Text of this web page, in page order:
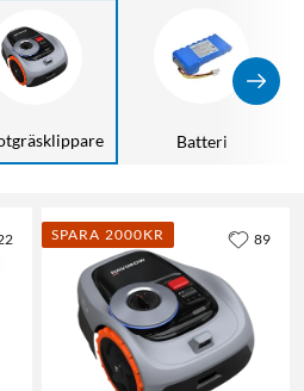
Batteri
SPARA 2000KR 89